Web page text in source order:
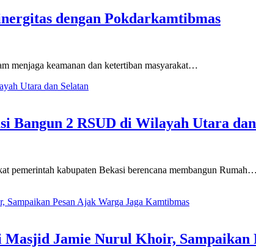
dengan Pokdarkamtibmas
menjaga keamanan dan ketertiban masyarakat…
Bangun 2 RSUD di Wilayah Utara
pemerintah kabupaten Bekasi berencana membangun
Jamie Nurul Khoir, Sampaikan